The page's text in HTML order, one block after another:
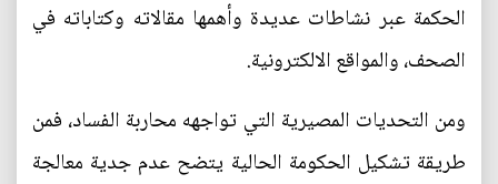
الحكمة عبر نشاطات عديدة وأهمها مقالاته وكتاباته في
الصحف، والمواقع الالكترونية.
ومن التحديات المصيرية التي تواجهه محاربة الفساد، فمن
طريقة تشكيل الحكومة الحالية يتضح عدم جدية معالجة